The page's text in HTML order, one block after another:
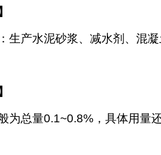
生产水泥砂浆、减水剂、混
为总量0.1~0.8%，具体用量